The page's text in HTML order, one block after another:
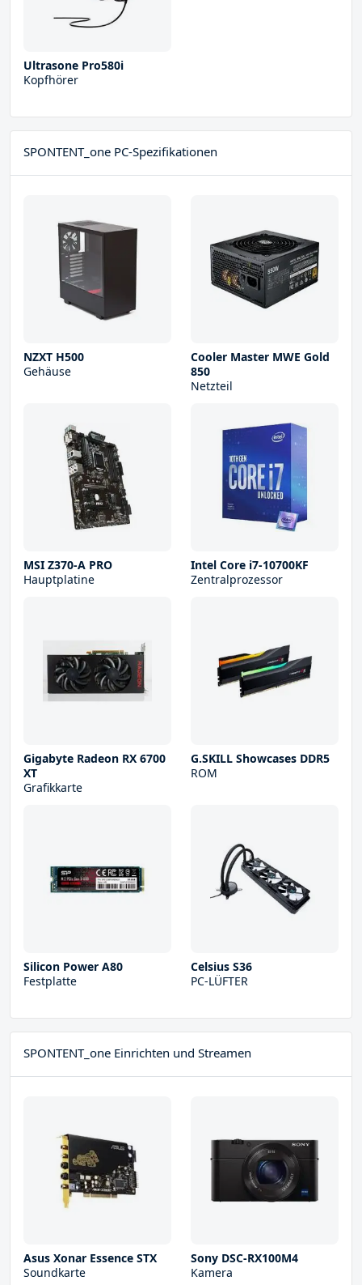
Ultrasone Pro580i
Kopfhörer
SPONTENT_one PC-Spezifikationen
NZXT H500
Gehäuse
Cooler Master MWE Gold
850
Netzteil
MSI Z370-A PRO
Hauptplatine
Intel Core i7-10700KF
Zentralprozessor
Gigabyte Radeon RX 6700
XT
Grafikkarte
G.SKILL Showcases DDR5
ROM
Silicon Power A80
Festplatte
Celsius S36
PC-LÜFTER
SPONTENT_one Einrichten und Streamen
Asus Xonar Essence STX
Soundkarte
Sony DSC-RX100M4
Kamera